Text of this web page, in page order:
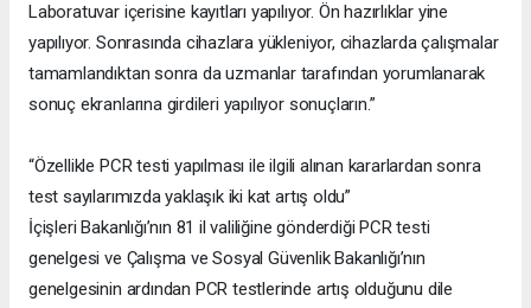
Laboratuvar içerisine kayıtları yapılıyor. Ön hazırlıklar yine
yapılıyor. Sonrasında cihazlara yükleniyor, cihazlarda çalışmalar
tamamlandıktan sonra da uzmanlar tarafından yorumlanarak
sonuç ekranlarına girdileri yapılıyor sonuçların.”
“Özellikle PCR testi yapılması ile ilgili alınan kararlardan sonra
test sayılarımızda yaklaşık iki kat artış oldu”
İçişleri Bakanlığı’nın 81 il valiliğine gönderdiği PCR testi
genelgesi ve Çalışma ve Sosyal Güvenlik Bakanlığı’nın
genelgesinin ardından PCR testlerinde artış olduğunu dile